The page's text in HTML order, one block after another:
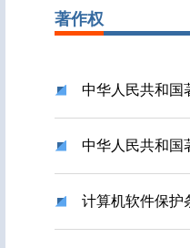
著作权
中华人民共和国
中华人民共和国
计算机软件保护